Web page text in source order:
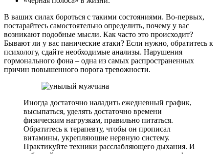
В ваших силах бороться с такими состояниями. Во-первых,
постарайтесь самостоятельно определить, почему у вас
возникают подобные мысли. Как часто это происходит?
Бывают ли у вас панические атаки? Если нужно, обратитесь к
психологу, сдайте необходимые анализы. Нарушения
гормонального фона – одна из самых распространенных
причин повышенного порога тревожности.
Иногда достаточно наладить ежедневный график,
высыпаться, уделять достаточно времени
физическим нагрузкам, правильно питаться.
Обратитесь к терапевту, чтобы он прописал
витамины, укрепляющие нервную систему.
Практикуйте техники расслабляющего дыхания. И